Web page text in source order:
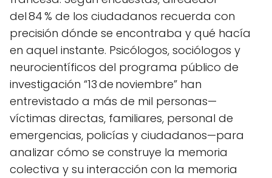
del 84 % de los ciudadanos recuerda con
precisión dónde se encontraba y qué hacía
en aquel instante. Psicólogos, sociólogos y
neurocientíficos del programa público de
investigación “13 de noviembre” han
entrevistado a más de mil personas—
víctimas directas, familiares, personal de
emergencias, policías y ciudadanos—para
analizar cómo se construye la memoria
colectiva y su interacción con la memoria